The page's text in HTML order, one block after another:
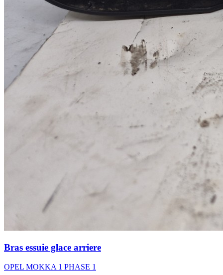
Bras essuie glace arriere
OPEL MOKKA 1 PHASE 1